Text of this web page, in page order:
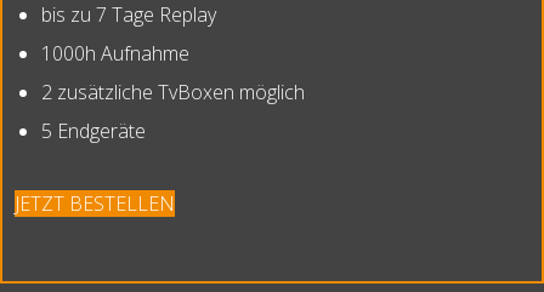
bis zu 7 Tage Replay
1000h Aufnahme
2 zusätzliche TvBoxen möglich
5 Endgeräte
JETZT BESTELLEN